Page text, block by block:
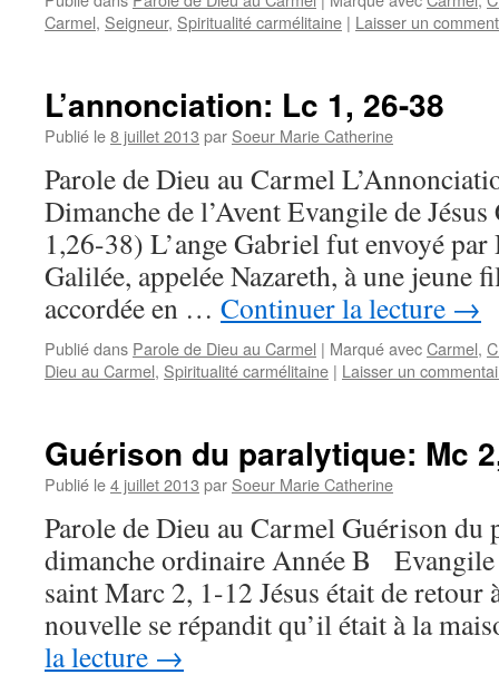
Carmel, Seigneur, Spiritualité carmélitaine | Laisser un
L’annonciation: Lc 1, 26-38
Publié le8 juillet 2013 par Soeur Marie Catherine
Parole de Dieu au Carmel
Dimanche de l’Avent Evangile de
1,26-38) L’ange Gabriel fut envoyé
Galilée, appelée Nazareth, à une jeune
accordée en … Continuer la lecture →
Publié dans Parole de Dieu au Carmel | Marqué avecCarmel,
Dieu au Carmel, Spiritualité carmélitaine | Laisser un
Guérison du paralytique: Mc
Publié le4 juillet 2013 par Soeur Marie Catherine
Parole de Dieu au Carmel Guérison du
dimanche ordinaire Année B Evangile
saint Marc 2, 1-12 Jésus était de retour
nouvelle se répandit qu’il était à la
la lecture →